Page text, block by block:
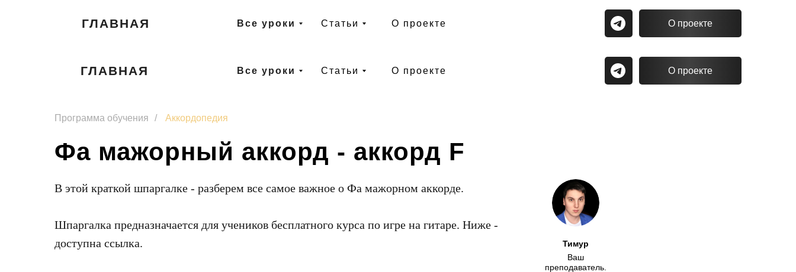
О проекте
О проекте
Статьи
Все уроки
ГЛАВНАЯ
О проекте
О проекте
Статьи
Все уроки
ГЛАВНАЯ
Программа обучения / Аккордопедия
Фа мажорный аккорд - аккорд F
В этой краткой шпаргалке - разберем все самое важное о Фа мажорном аккорде.
Шпаргалка предназначается для учеников бесплатного курса по игре на гитаре. Ниже -
доступна ссылка.
Тимур
Ваш
преподаватель.